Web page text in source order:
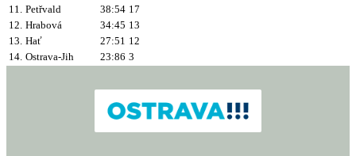
11.
Petřvald 38:54 17
12. Hrabová 34:45 13
13. Hať 27:51 12
14. Ostrava-Jih 23:86 3